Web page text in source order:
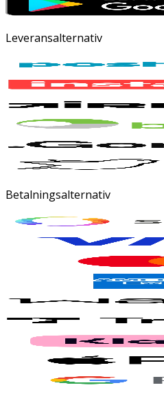
Leveransalternativ
Betalningsalternativ